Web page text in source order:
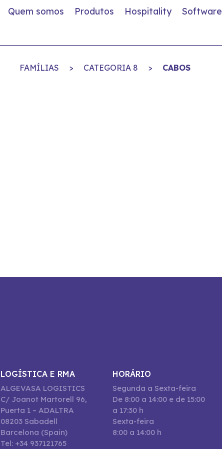
Quem somos Produtos Hospitality Software
FAMÍLIAS > CATEGORIA 8 > CABOS
LOGÍSTICA E RMA
ALGEVASA LOGISTICS
C/ Joanot Martorell 96,
Puerta 1 – ADALTRA
08203 Sabadell
Barcelona (Spain)
Tel: +34 937121765
HORÁRIO
Segunda a Sexta-feira
De 8:00 a 14:00 e de 15:00
a 17:30 h
Sexta-feira
8:00 a 14:00 h